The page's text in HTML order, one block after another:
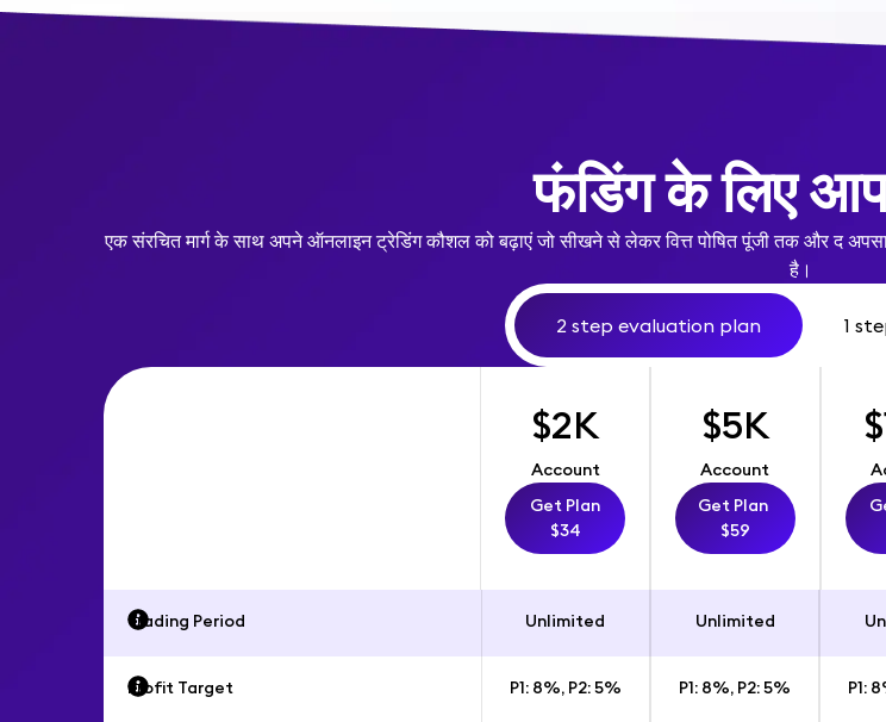
फंडिंग के लिए
एक संरचित मार्ग के साथ अपने ऑनलाइन ट्रेडिंग कौशल को बढ़ाएं जो सीखने से लेकर वित्त पोषित पूंजी तक और द
है।
2 step evaluation plan 1
$2K
Account
Get Plan
$34
$5K
Account
Get Plan
$59
Trading Period Unlimited Unlimited
Profit Target P1: 8%, P2: 5% P1: 8%, P2: 5% P1: